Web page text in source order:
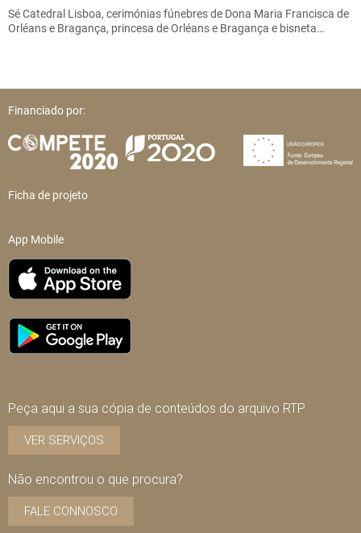
Sé Catedral Lisboa, cerimónias fúnebres de Dona Maria Francisca de
Orléans e Bragança, princesa de Orléans e Bragança e bisneta…
Financiado por:
Ficha de projeto
App Mobile
Peça aqui a sua cópia de conteúdos do arquivo RTP
VER SERVIÇOS
Não encontrou o que procura?
FALE CONNOSCO